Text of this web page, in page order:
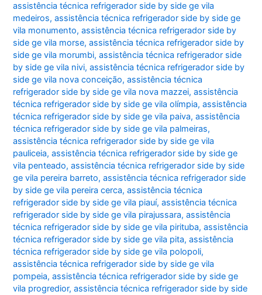
assistência técnica refrigerador side by side ge vila
medeiros,assistência técnica refrigerador side by side ge
vila monumento,assistência técnica refrigerador side by
side ge vila morse,assistência técnica refrigerador side by
side ge vila morumbi,assistência técnica refrigerador side
by side ge vila nivi,assistência técnica refrigerador side by
side ge vila nova conceição,assistência técnica
refrigerador side by side ge vila nova mazzei,assistência
técnica refrigerador side by side ge vila olímpia,assistência
técnica refrigerador side by side ge vila paiva,assistência
técnica refrigerador side by side ge vila palmeiras,
assistência técnica refrigerador side by side ge vila
pauliceia,assistência técnica refrigerador side by side ge
vila penteado,assistência técnica refrigerador side by side
ge vila pereira barreto,assistência técnica refrigerador side
by side ge vila pereira cerca,assistência técnica
refrigerador side by side ge vila piauí,assistência técnica
refrigerador side by side ge vila pirajussara,assistência
técnica refrigerador side by side ge vila pirituba,assistência
técnica refrigerador side by side ge vila pita,assistência
técnica refrigerador side by side ge vila polopoli,
assistência técnica refrigerador side by side ge vila
pompeia,assistência técnica refrigerador side by side ge
vila progredior,assistência técnica refrigerador side by side